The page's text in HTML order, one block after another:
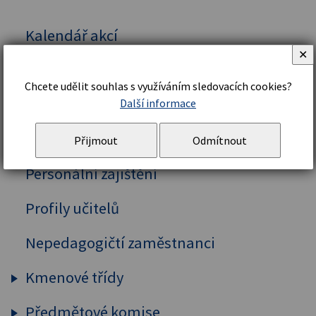
Kalendář akcí
Organizační řád a struktura
Školní řád
Personální zajištění
Profily učitelů
Nepedagogičtí zaměstnanci
Kmenové třídy
Prima
Chcete udělit souhlas s využíváním sledovacích cookies?
Další informace
Přijmout Odmítnout
✕